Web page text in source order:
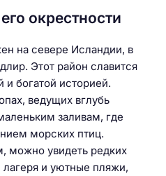
окрестности
на севере Исландии, в
Этот район славится
богатой историей.
ведущих вглубь
заливам, где
морских птиц.
можно увидеть редких
и уютные пляжи,